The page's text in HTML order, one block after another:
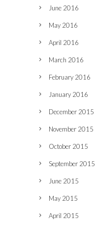
June 2016
May 2016
April 2016
March 2016
February 2016
January 2016
December 2015
November 2015
October 2015
September 2015
June 2015
May 2015
April 2015